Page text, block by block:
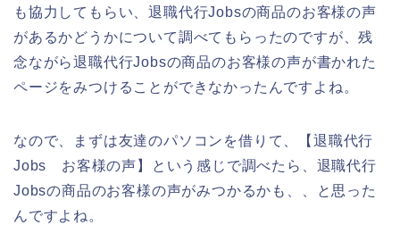
も協力してもらい、退職代行Jobsの商品のお客様の声
があるかどうかについて調べてもらったのですが、残
念ながら退職代行Jobsの商品のお客様の声が書かれた
ページをみつけることができなかったんですよね。
なので、まずは友達のパソコンを借りて、【退職代行
Jobs お客様の声】という感じで調べたら、退職代行
Jobsの商品のお客様の声がみつかるかも、、と思った
んですよね。